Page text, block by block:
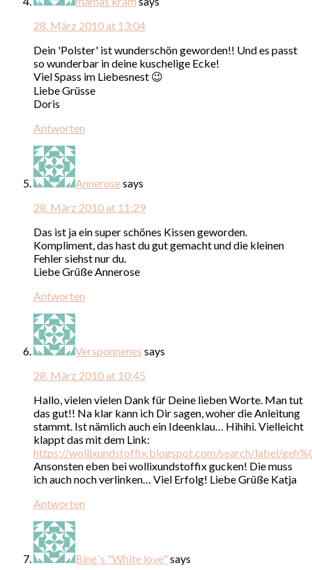
28. März 2010 at 13:04
Dein 'Polster' ist wunderschön geworden!! Und es passt
so wunderbar in deine kuschelige Ecke!
Viel Spass im Liebesnest 😉
Liebe Grüsse
Doris
Antworten
Annerosesays
28. März 2010 at 11:29
Das ist ja ein super schönes Kissen geworden.
Kompliment, das hast du gut gemacht und die kleinen
Fehler siehst nur du.
Liebe Grüße Annerose
Antworten
Versponnenes says
28. März 2010 at 10:45
Hallo, vielen vielen Dank für Deine lieben Worte. Man tut
das gut!! Na klar kann ich Dir sagen, woher die Anleitung
stammt. Ist nämlich auch ein Ideenklau… Hihihi. Vielleicht
klappt das mit dem Link:
https://wollixundstoffix.blogspot.com/search/label/
Ansonsten eben bei wollixundstoffix gucken! Die muss
ich auch noch verlinken… Viel Erfolg! Liebe Grüße Katja
Antworten
Bine´s "White love" says